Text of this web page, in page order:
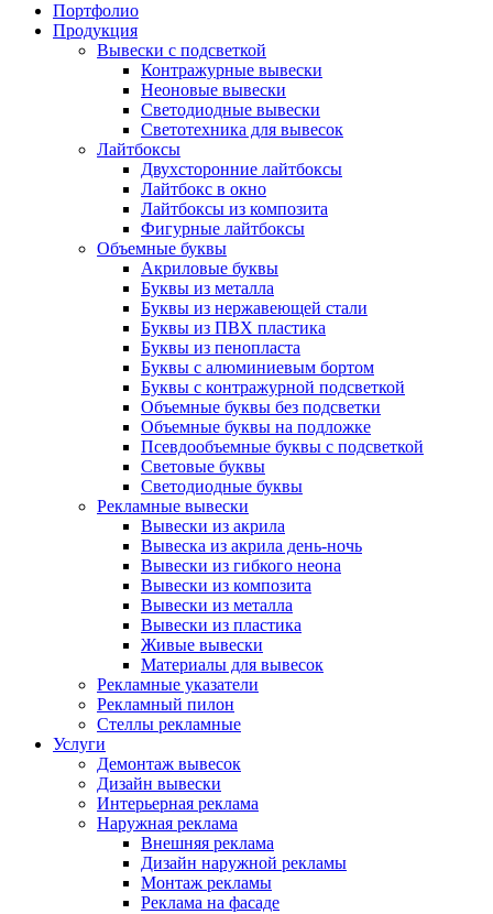
Портфолио
Продукция
Вывески с подсветкой
Контражурные вывески
Неоновые вывески
Светодиодные вывески
Светотехника для вывесок
Лайтбоксы
Двухсторонние лайтбоксы
Лайтбокс в окно
Лайтбоксы из композита
Фигурные лайтбоксы
Объемные буквы
Акриловые буквы
Буквы из металла
Буквы из нержавеющей стали
Буквы из ПВХ пластика
Буквы из пенопласта
Буквы с алюминиевым бортом
Буквы с контражурной подсветкой
Объемные буквы без подсветки
Объемные буквы на подложке
Псевдообъемные буквы с подсветкой
Световые буквы
Светодиодные буквы
Рекламные вывески
Вывески из акрила
Вывеска из акрила день-ночь
Вывески из гибкого неона
Вывески из композита
Вывески из металла
Вывески из пластика
Живые вывески
Материалы для вывесок
Рекламные указатели
Рекламный пилон
Стеллы рекламные
Услуги
Демонтаж вывесок
Дизайн вывески
Интерьерная реклама
Наружная реклама
Внешняя реклама
Дизайн наружной рекламы
Монтаж рекламы
Реклама на фасаде